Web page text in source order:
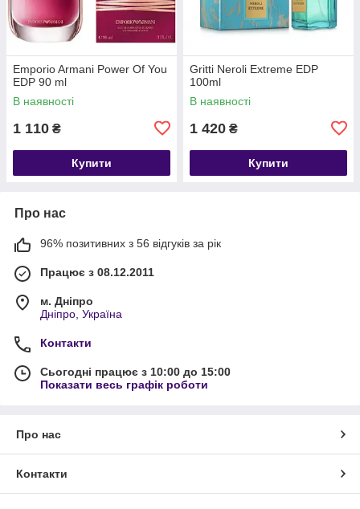
Emporio Armani Power Of You
EDP 90 ml
В наявності
1 110 ₴
Купити
Gritti Neroli Extreme EDP
100ml
В наявності
1 420 ₴
Купити
Про нас
96% позитивних з 56 відгуків за рік
Працює з 08.12.2011
м. Дніпро
Дніпро, Україна
Контакти
Сьогодні працює з 10:00 до 15:00
Показати весь графік роботи
Про нас
Контакти